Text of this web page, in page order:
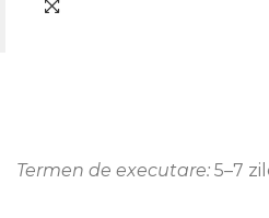
Termen de executare: 5–7